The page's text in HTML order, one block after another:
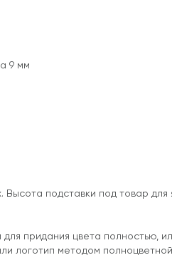
9 мм
Высота подставки под товар
придания цвета полностью,
логотип методом